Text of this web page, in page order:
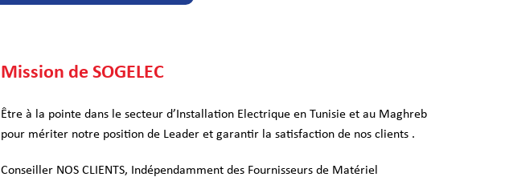
Mission de SOGELEC
Être à la pointe dans le secteur d’Installation Electrique en Tunisie et au Maghreb
pour mériter notre position de Leader et garantir la satisfaction de nos clients .
Conseiller NOS CLIENTS, Indépendamment des Fournisseurs de Matériel